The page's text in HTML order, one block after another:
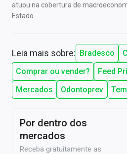
atuou na cobertura de
Estado.
Leia mais sobre: Bradesco
Comprar ou vender?
Feed
Mercados
Odontoprev
Por dentro dos
mercados
Receba gratuitamente as